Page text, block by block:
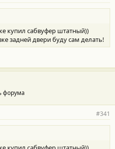
купил сабвуфер штатный))
задней двери буду сам делать!
форума
#341